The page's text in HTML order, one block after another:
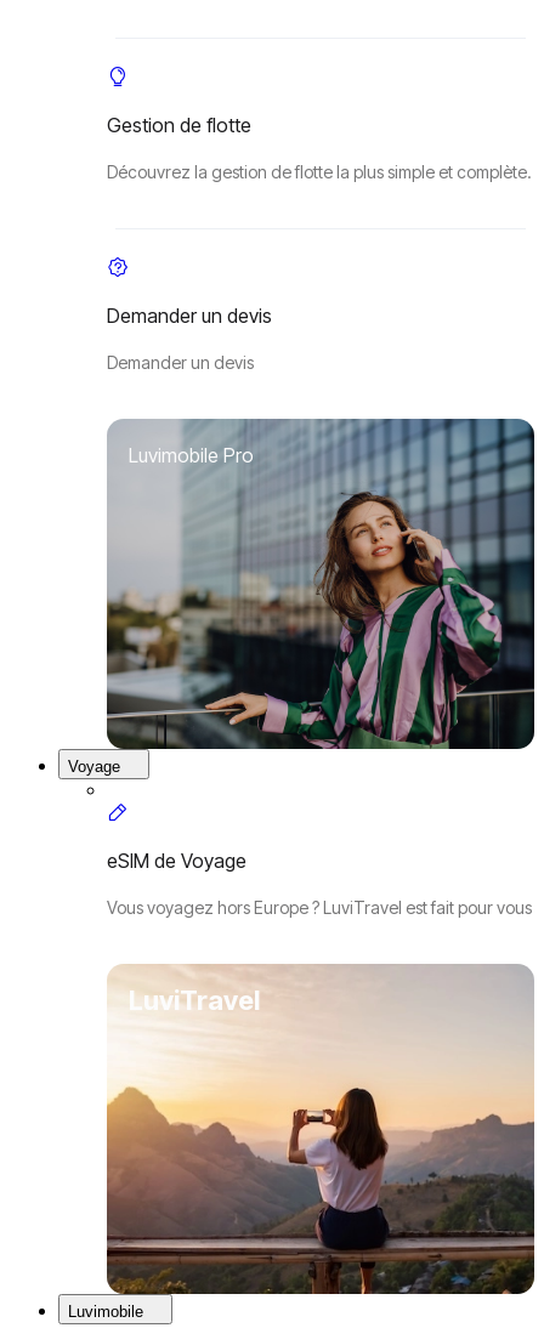
Gestion de flotte
Découvrez la gestion de flotte la plus simple et complète.
Demander un devis
Demander un devis
Luvimobile Pro
Voyage
eSIM de Voyage
Vous voyagez hors Europe ? LuviTravel est fait pour vous
LuviTravel
Luvimobile